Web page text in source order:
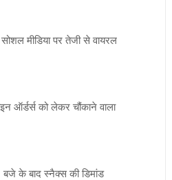
मीडिया पर तेजी से वायरल
ऑर्डर्स को लेकर चौंकाने वाला
बजे के बाद स्नैक्स की डिमांड